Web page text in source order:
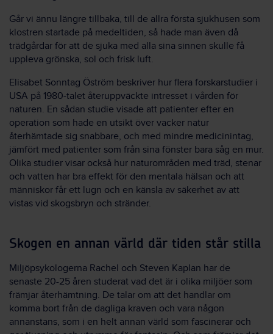
Går vi ännu längre tillbaka, till de allra första sjukhusen som
klostren startade på medeltiden, så hade man även då
trädgårdar för att de sjuka med alla sina sinnen skulle få
uppleva grönska, sol och frisk luft.
Elisabet Sonntag Öström beskriver hur flera forskarstudier i
USA på 1980-talet återuppväckte intresset i vården för
naturen. En sådan studie visade att patienter efter en
operation som hade en utsikt över vacker natur
återhämtade sig snabbare, och med mindre medicinintag,
jämfört med patienter som från sina fönster bara såg en mur.
Olika studier visar också hur naturområden med träd, stenar
och vatten har bra effekt för den mentala hälsan och att
människor får ett lugn och en känsla av säkerhet av att
vistas vid skogsbryn och stränder.
Skogen en annan värld där tiden står stilla
Miljöpsykologerna Rachel och Steven Kaplan har de
senaste 20-25 åren studerat vad det är i olika miljöer som
främjar återhämtning. De talar om att det handlar om
komma bort från de dagliga kraven och vara någon
annanstans, som i en helt annan värld som fascinerar och